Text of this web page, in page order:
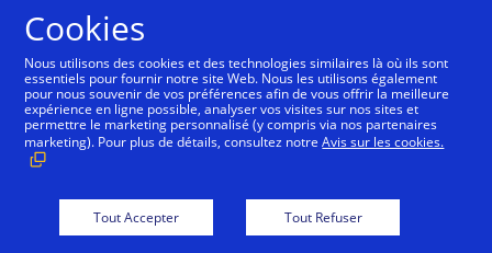
Français
Cookies
Nous utilisons des cookies et des technologies similaires là où ils sont
essentiels pour fournir notre site Web. Nous les utilisons également
pour nous souvenir de vos préférences afin de vous offrir la meilleure
expérience en ligne possible, analyser vos visites sur nos sites et
permettre le marketing personnalisé (y compris via nos partenaires
marketing). Pour plus de détails, consultez notreAvis sur les cookies.
Tout Accepter Tout Refuser